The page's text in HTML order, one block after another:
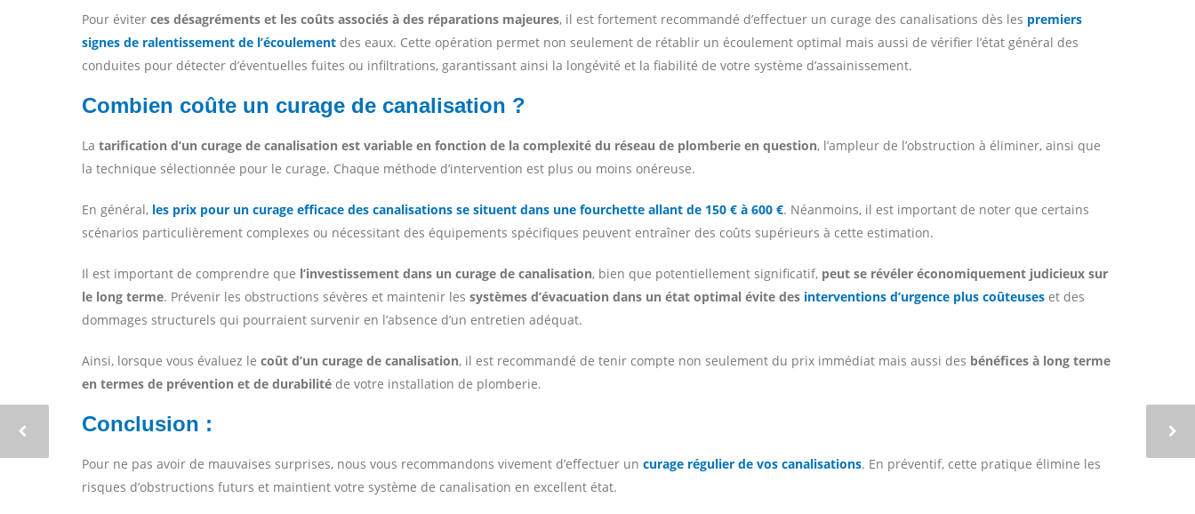
Pour éviter ces désagréments et les coûts associés à des réparations majeures, il est fortement recommandé d’effectuer un curage des canalisations dès les premiers
signes de ralentissement de l’écoulement des eaux. Cette opération permet non seulement de rétablir un écoulement optimal mais aussi de vérifier l’état général des
conduites pour détecter d’éventuelles fuites ou infiltrations, garantissant ainsi la longévité et la fiabilité de votre système d’assainissement.
Combien coûte un curage de canalisation ?
La tarification d’un curage de canalisation est variable en fonction de la complexité du réseau de plomberie en question, l’ampleur de l’obstruction à éliminer, ainsi que
la technique sélectionnée pour le curage. Chaque méthode d’intervention est plus ou moins onéreuse.
En général, les prix pour un curage efficace des canalisations se situent dans une fourchette allant de 150 € à 600 €. Néanmoins, il est important de noter que certains
scénarios particulièrement complexes ou nécessitant des équipements spécifiques peuvent entraîner des coûts supérieurs à cette estimation.
Il est important de comprendre que l’investissement dans un curage de canalisation, bien que potentiellement significatif, peut se révéler économiquement judicieux sur
le long terme. Prévenir les obstructions sévères et maintenir les systèmes d’évacuation dans un état optimal évite des interventions d’urgence plus coûteuses et des
dommages structurels qui pourraient survenir en l’absence d’un entretien adéquat.
Ainsi, lorsque vous évaluez le coût d’un curage de canalisation, il est recommandé de tenir compte non seulement du prix immédiat mais aussi des bénéfices à long terme
en termes de prévention et de durabilité de votre installation de plomberie.
Conclusion :
Pour ne pas avoir de mauvaises surprises, nous vous recommandons vivement d’effectuer un curage régulier de vos canalisations. En préventif, cette pratique élimine les
risques d’obstructions futurs et maintient votre système de canalisation en excellent état.